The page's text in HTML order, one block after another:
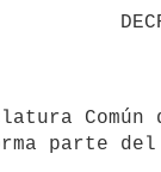
parte del